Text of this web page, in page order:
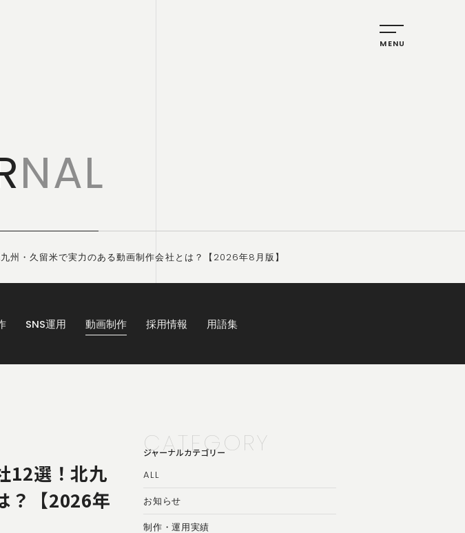
NAL
州・久留米で実力のある動画制作会社とは？【2026年8月版】
SNS運用 動画制作 採用情報 用語集
12選！北九
？【2026年
CATEGORY
ジャーナルカテゴリー
ALL
お知らせ
制作・運用実績